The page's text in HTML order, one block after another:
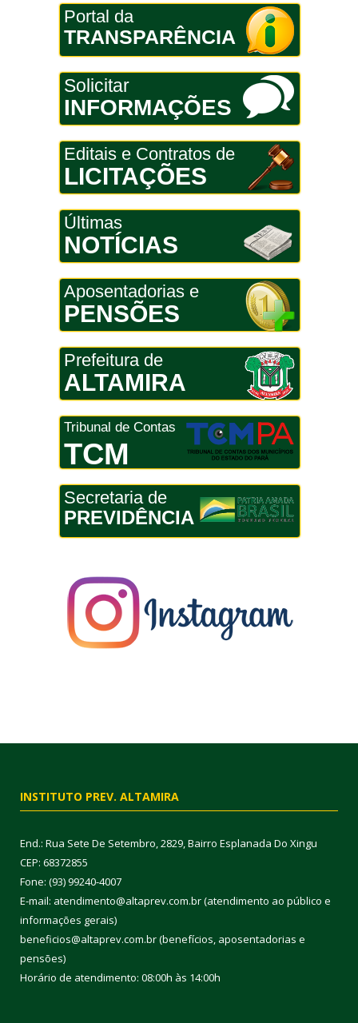
Portal da
TRANSPARÊNCIA
Solicitar
INFORMAÇÕES
Editais e Contratos de
LICITAÇÕES
Últimas
NOTÍCIAS
Aposentadorias e
PENSÕES
Prefeitura de
ALTAMIRA
Tribunal de Contas
TCM
Secretaria de
PREVIDÊNCIA
INSTITUTO PREV. ALTAMIRA
End.: Rua Sete De Setembro, 2829, Bairro Esplanada Do Xingu
CEP: 68372855
Fone: (93) 99240-4007
E-mail: atendimento@altaprev.com.br (atendimento ao público e
informações gerais)
beneficios@altaprev.com.br (benefícios, aposentadorias e
pensões)
Horário de atendimento: 08:00h às 14:00h